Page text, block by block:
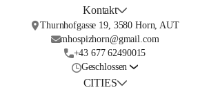
Kontakt
Thurnhofgasse 19, 3580 Horn, AUT
mhospizhorn@gmail.com
+43 677 62490015
Geschlossen
CITIES